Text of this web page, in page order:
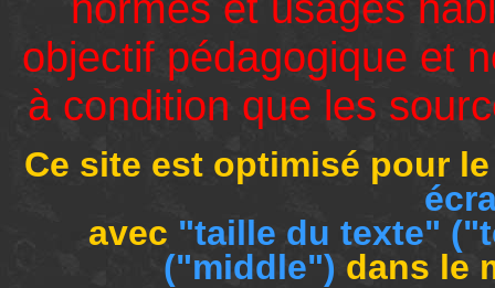
objectif pédagogique et
à condition que les
Ce site est optimisé pour
avec "taille du texte"
("middle") dans le